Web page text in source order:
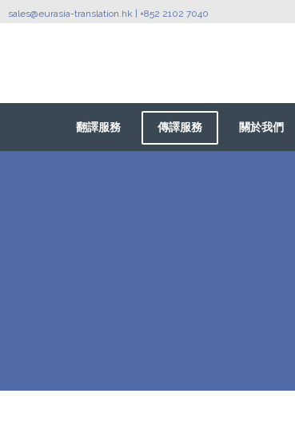
sales@eurasia-translation.hk | +852 2102 7040
翻譯服務 傳譯服務 關於我們